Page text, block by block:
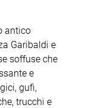
antico
Garibaldi e
soffuse che
e
gufi,
trucchi e